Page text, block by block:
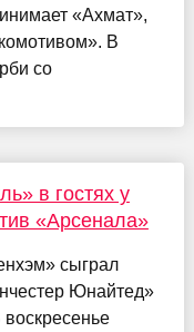
«Ахмат»,
В
со
в гостях у
«Арсенала»
сыграл
Юнайтед»